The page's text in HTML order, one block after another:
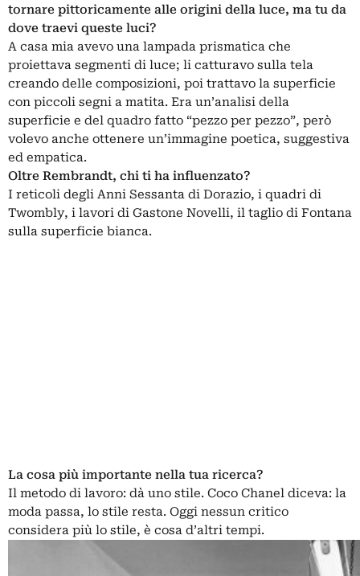
tornare pittoricamente alle origini della luce, ma tu da
dove traevi queste luci?
A casa mia avevo una lampada prismatica che
proiettava segmenti di luce; li catturavo sulla tela
creando delle composizioni, poi trattavo la superficie
con piccoli segni a matita. Era un’analisi della
superficie e del quadro fatto “pezzo per pezzo”, però
volevo anche ottenere un’immagine poetica, suggestiva
ed empatica.
Oltre Rembrandt, chi ti ha influenzato?
I reticoli degli Anni Sessanta di Dorazio, i quadri di
Twombly, i lavori di Gastone Novelli, il taglio di Fontana
sulla superficie bianca.
La cosa più importante nella tua ricerca?
Il metodo di lavoro: dà uno stile. Coco Chanel diceva: la
moda passa, lo stile resta. Oggi nessun critico
considera più lo stile, è cosa d’altri tempi.